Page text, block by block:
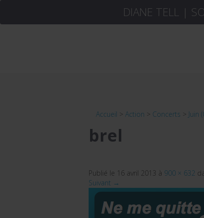
DIANE TELL |
Accueil > Action > Concerts > Juin
brel
Publié le 16 avril 2013 à 900 × 632
Suivant →